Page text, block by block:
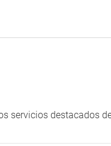
servicios destacados